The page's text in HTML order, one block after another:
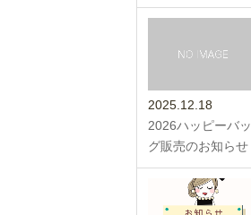
2025.12.18
2026ハッピーバッ
グ販売のお知らせ